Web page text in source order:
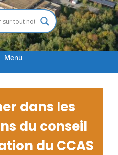
Menu
dans les
du conseil
du CCAS